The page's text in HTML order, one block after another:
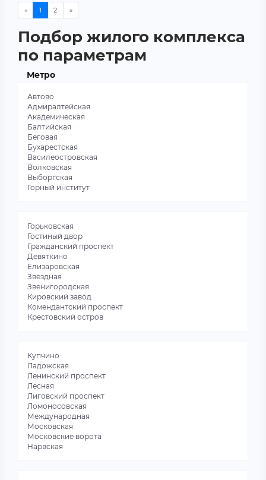
Подбор жилого комплекса
по параметрам
Метро
Автово
Адмиралтейская
Академическая
Балтийская
Беговая
Бухарестская
Василеостровская
Волковская
Выборгская
Горный институт
Горьковская
Гостиный двор
Гражданский проспект
Девяткино
Елизаровская
Звёздная
Звенигородская
Кировский завод
Комендантский проспект
Крестовский остров
Купчино
Ладожская
Ленинский проспект
Лесная
Лиговский проспект
Ломоносовская
Международная
Московская
Московские ворота
Нарвская